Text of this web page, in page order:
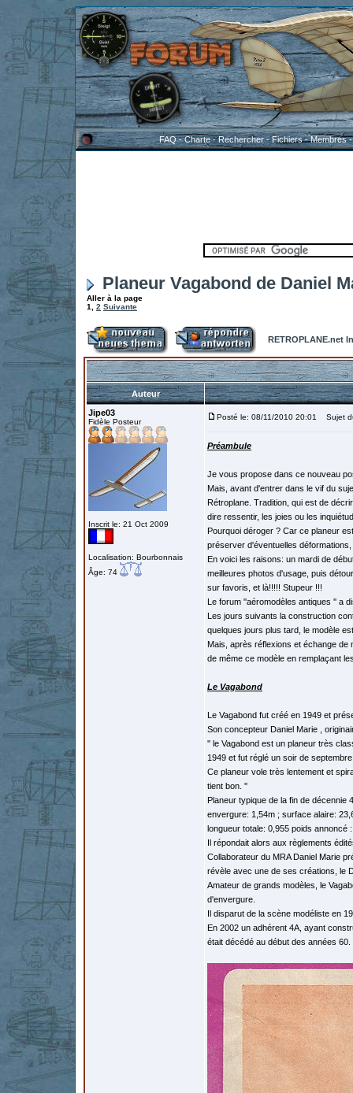
FAQ-Charte-Rechercher-Fichiers-Membres
Planeur Vagabond de Daniel
Aller à la page
1
2 Suivante
RETROPLANE.net
Auteur
Jipe03
Fidèle Posteur
Inscrit le: 21 Oct 2009
Localisation: Bourbonnais
Âge: 74
Posté le: 08/11/2010 20:01 Sujet
Préambule
Je vous propose dans ce nouveau
Mais, avant d'entrer dans le vif du
Rétroplane. Tradition, qui est de
dire ressentir, les joies ou les
Pourquoi déroger ? Car ce planeur
préserver d'éventuelles
En voici les raisons: un mardi de
meilleures photos d'usage, puis
sur favoris, et là!!!!! Stupeur !!!
Le forum ''aéromodèles antiques '' a
Les jours suivants la construction
quelques jours plus tard, le modèle
Mais, après réflexions et échange de
de même ce modèle en remplaçant
Le Vagabond
Le Vagabond fut créé en 1949 et
Son concepteur Daniel Marie ,
'' le Vagabond est un planeur très
1949 et fut réglé un soir de
Ce planeur vole très lentement et
tient bon. ''
Planeur typique de la fin de
envergure: 1,54m ; surface alaire:
longueur totale: 0,955 poids annoncé
Il répondait alors aux règlements
Collaborateur du MRA Daniel Marie
révèle avec une de ses créations, le
Amateur de grands modèles, le
d'envergure.
Il disparut de la scène modéliste en
En 2002 un adhérent 4A, ayant
était décédé au début des années 60.